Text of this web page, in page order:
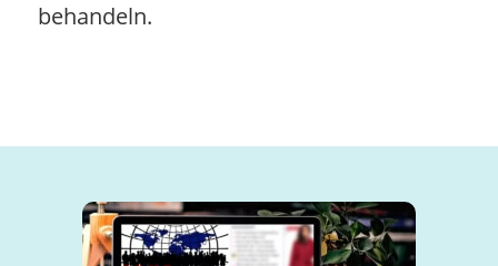
behandeln.